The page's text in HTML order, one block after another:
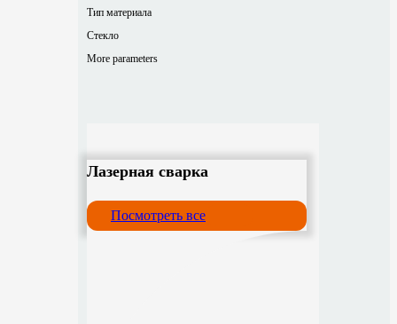
Тип материала
Стекло
More parameters
Лазерная сварка
Посмотреть все